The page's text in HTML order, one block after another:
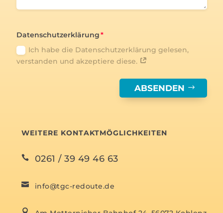
Datenschutzerklärung
Ich habe die Datenschutzerklärung gelesen,
verstanden und akzeptiere diese.
ABSENDEN
WEITERE KONTAKTMÖGLICHKEITEN
 0261 / 39 49 46 63
 info@tgc-redoute.de
